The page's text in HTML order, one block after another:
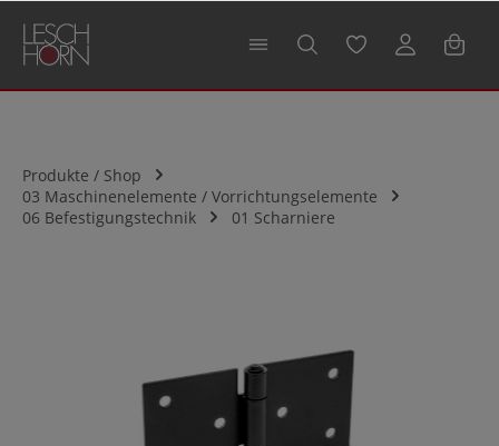
springen
Produkte / Shop
03 Maschinenelemente / Vorrichtungselemente
06 Befestigungstechnik
01 Scharniere